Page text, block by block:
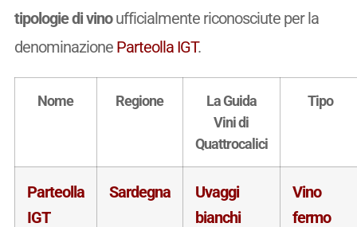
tipologie di vinoufficialmente riconosciute per la
denominazione Parteolla IGT.
Nome Regione
La Guida
Vini di
Quattrocalici
Tipo
Parteolla
IGT
Sardegna
Uvaggi
bianchi
Vino
fermo